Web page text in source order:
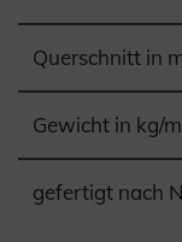
Querschnitt in
Gewicht in kg/m
gefertigt nach